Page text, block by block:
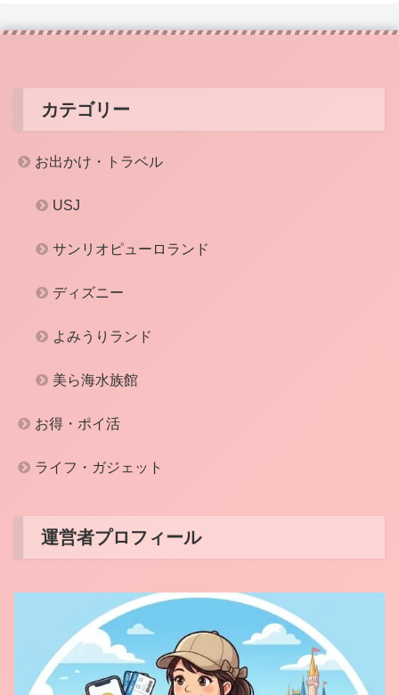
カテゴリー
お出かけ・トラベル
USJ
サンリオピューロランド
ディズニー
よみうりランド
美ら海水族館
お得・ポイ活
ライフ・ガジェット
運営者プロフィール